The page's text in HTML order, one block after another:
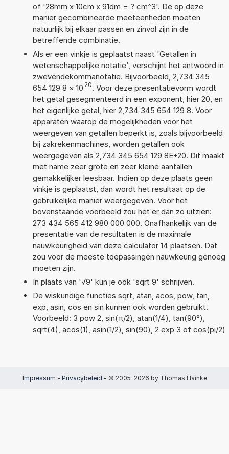
of '28mm x 10cm x 91dm = ? cm^3'. De op deze
manier gecombineerde meeteenheden moeten
natuurlijk bij elkaar passen en zinvol zijn in de
betreffende combinatie.
Als er een vinkje is geplaatst naast 'Getallen in
wetenschappelijke notatie', verschijnt het antwoord in
zwevendekommanotatie. Bijvoorbeeld, 2,734 345
654 129 8 × 10 20. Voor deze presentatievorm wordt
het getal gesegmenteerd in een exponent, hier 20, en
het eigenlijke getal, hier 2,734 345 654 129 8. Voor
apparaten waarop de mogelijkheden voor het
weergeven van getallen beperkt is, zoals bijvoorbeeld
bij zakrekenmachines, worden getallen ook
weergegeven als 2,734 345 654 129 8E+20. Dit maakt
met name zeer grote en zeer kleine aantallen
gemakkelijker leesbaar. Indien op deze plaats geen
vinkje is geplaatst, dan wordt het resultaat op de
gebruikelijke manier weergegeven. Voor het
bovenstaande voorbeeld zou het er dan zo uitzien:
273 434 565 412 980 000 000. Onafhankelijk van de
presentatie van de resultaten is de maximale
nauwkeurigheid van deze calculator 14 plaatsen. Dat
zou voor de meeste toepassingen nauwkeurig genoeg
moeten zijn.
In plaats van '√9' kun je ook 'sqrt 9' schrijven.
De wiskundige functies sqrt, atan, acos, pow, tan,
exp, asin, cos en sin kunnen ook worden gebruikt.
Voorbeeld: 3 pow 2, sin(π/2), atan(1/4), tan(90°),
sqrt(4), acos(1), asin(1/2), sin(90), 2 exp 3 of cos(pi/2)
Impressum - Privacybeleid - © 2005-2026 by Thomas Hainke